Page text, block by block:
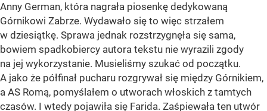
Anny German, która nagrała piosenkę dedykowaną
Górnikowi Zabrze. Wydawało się to więc strzałem
w dziesiątkę. Sprawa jednak rozstrzygnęła się sama,
bowiem spadkobiercy autora tekstu nie wyrazili zgody
na jej wykorzystanie. Musieliśmy szukać od początku.
A jako że półfinał pucharu rozgrywał się między Górnikiem,
a AS Romą, pomyślałem o utworach włoskich z tamtych
czasów. I wtedy pojawiła się Farida. Zaśpiewała ten utwór